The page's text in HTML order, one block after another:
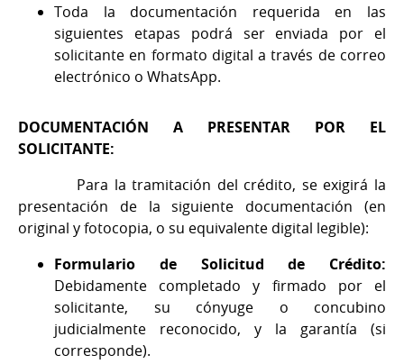
Toda la documentación requerida en las
siguientes etapas podrá ser enviada por el
solicitante en formato digital a través de correo
electrónico o WhatsApp.
DOCUMENTACIÓN A PRESENTAR POR EL
SOLICITANTE:
Para la tramitación del crédito, se exigirá la
presentación de la siguiente documentación (en
original y fotocopia, o su equivalente digital legible):
Formulario de Solicitud de Crédito:
Debidamente completado y firmado por el
solicitante, su cónyuge o concubino
judicialmente reconocido, y la garantía (si
corresponde).